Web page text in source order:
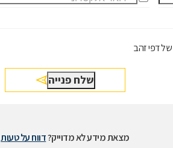
של דפי זהב
מצאת מידע לא מדוייק?דווח על טעות